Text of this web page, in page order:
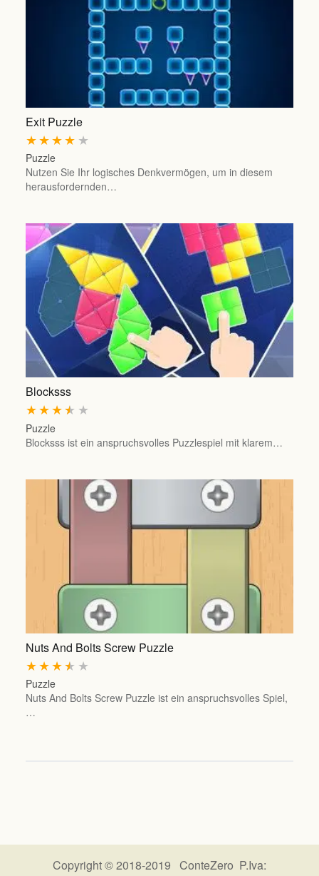
Exit Puzzle
★
★
★
★
★
Puzzle
Nutzen Sie Ihr logisches Denkvermögen, um in diesem
herausfordernden…
Blocksss
★
★
★
★
★
Puzzle
Blocksss ist ein anspruchsvolles Puzzlespiel mit klarem…
Nuts And Bolts Screw Puzzle
★
★
★
★
★
Puzzle
Nuts And Bolts Screw Puzzle ist ein anspruchsvolles Spiel,
…
Copyright © 2018-2019 ConteZero P.Iva: